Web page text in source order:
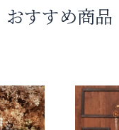
おすすめ商品